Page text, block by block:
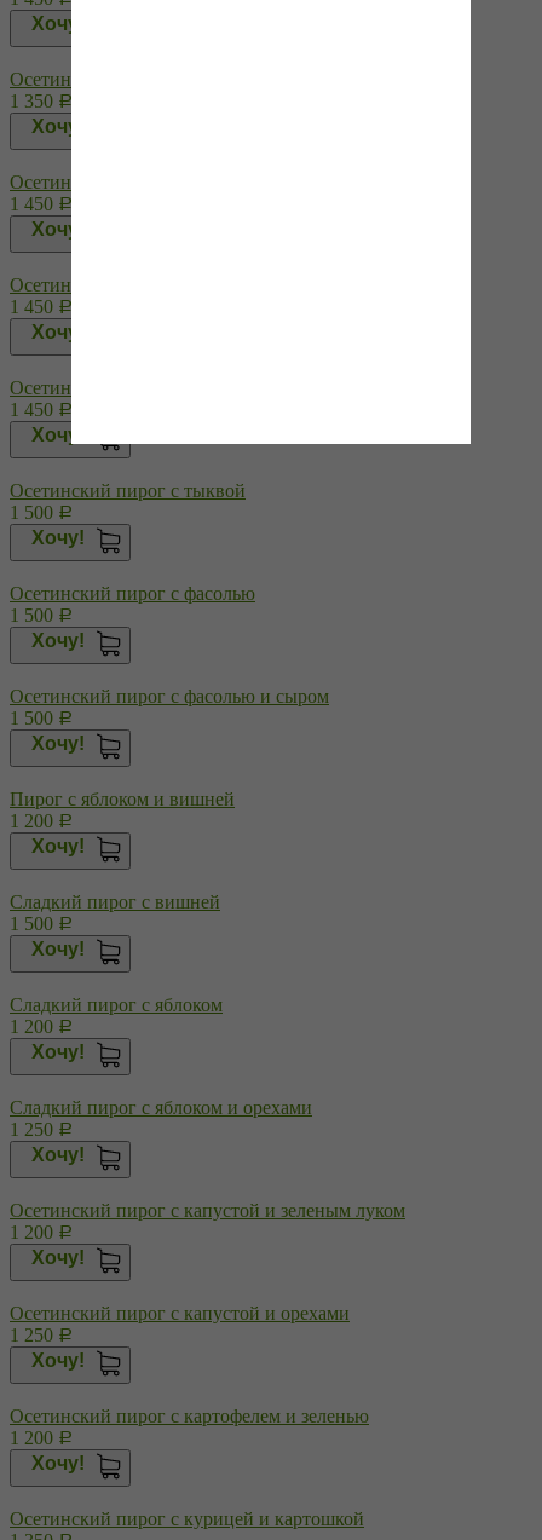
Хочу!
Осетинский пирог с сыром и картошкой
1 350 Р
Хочу!
Осетинский пирог с сыром и репчатым луком
1 450 Р
Хочу!
Осетинский пирог с сыром и свекольными листьями
1 450 Р
Хочу!
Осетинский пирог с сыром и шпинатом
1 450 Р
Хочу!
Осетинский пирог с тыквой
1 500 Р
Хочу!
Осетинский пирог с фасолью
1 500 Р
Хочу!
Осетинский пирог с фасолью и сыром
1 500 Р
Хочу!
Пирог с яблоком и вишней
1 200 Р
Хочу!
Сладкий пирог с вишней
1 500 Р
Хочу!
Сладкий пирог с яблоком
1 200 Р
Хочу!
Сладкий пирог с яблоком и орехами
1 250 Р
Хочу!
Осетинский пирог с капустой и зеленым луком
1 200 Р
Хочу!
Осетинский пирог с капустой и орехами
1 250 Р
Хочу!
Осетинский пирог с картофелем и зеленью
1 200 Р
Хочу!
Осетинский пирог с курицей и картошкой